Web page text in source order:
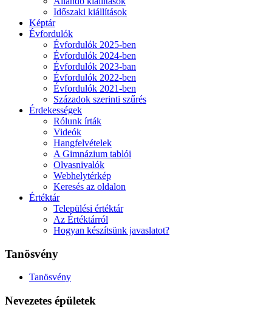
Időszaki kiállítások
Képtár
Évfordulók
Évfordulók 2025-ben
Évfordulók 2024-ben
Évfordulók 2023-ban
Évfordulók 2022-ben
Évfordulók 2021-ben
Századok szerinti szűrés
Érdekességek
Rólunk írták
Videók
Hangfelvételek
A Gimnázium tablói
Olvasnivalók
Webhelytérkép
Keresés az oldalon
Értéktár
Települési értéktár
Az Értéktárról
Hogyan készítsünk javaslatot?
Tanösvény
Tanösvény
Nevezetes épületek